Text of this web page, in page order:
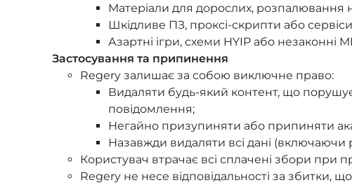
Матеріали для дорослих, розпалювання
Шкідливе ПЗ, проксі-скрипти або
Азартні ігри, схеми HYIP або незаконні
Застосування та припинення
Regery залишає за собою виключне право:
Видаляти будь-який контент, що
повідомлення;
Негайно призупиняти або припиняти
Назавжди видаляти всі дані (включаючи
Користувач втрачає всі сплачені збори при
Regery не несе відповідальності за збитки,